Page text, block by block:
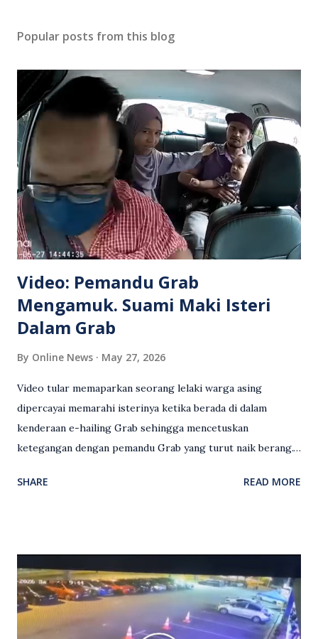
Popular posts from this blog
Video: Pemandu Grab
Mengamuk. Suami Maki Isteri
Dalam Grab
By Online News May 27, 2026
Video tular memaparkan seorang lelaki warga asing
dipercayai memarahi isterinya ketika berada di dalam
kenderaan e-hailing Grab sehingga mencetuskan
ketegangan dengan pemandu Grab yang turut naik berang.
antara seorang lelaki warga asing dengan pemandu Grab
Grab bertindak mempertahankan wanita terbabit sebelum
berlaku pertikaman lidah antara kedua-dua pihak. Video
berkenaan kini tular di media sosial dan mendapat pelbagai
reaksi orang ramai. Antara komen orang awam yang tular di
SHARE READ MORE